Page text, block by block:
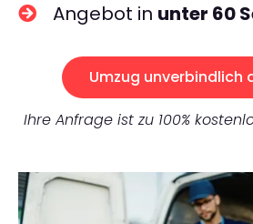
Angebot in unter 60
Umzug unverbindlich
Ihre Anfrage ist zu 100%